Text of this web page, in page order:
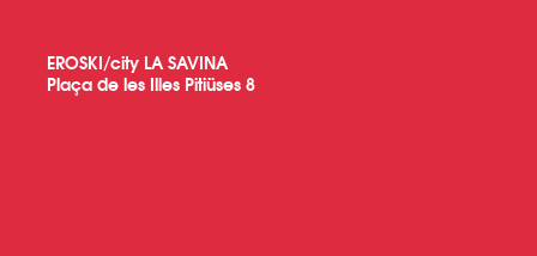
EROSKI/city LA SAVINA
Plaça de les Illes Pitiüses 8